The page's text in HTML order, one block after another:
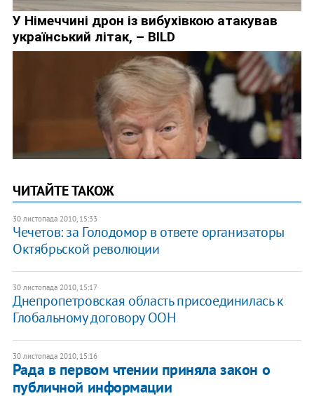
ЧИТАЙТЕ ТАКОЖ
30 листопада 2010, 15:33
Чечетов: за Голодомор в ответе организаторы
Октябрьской революции
30 листопада 2010, 15:17
Днепропетровская область присоединилась к
Глобальному договору ООН
30 листопада 2010, 15:16
Рада в первом чтении приняла закон о
публичной информации